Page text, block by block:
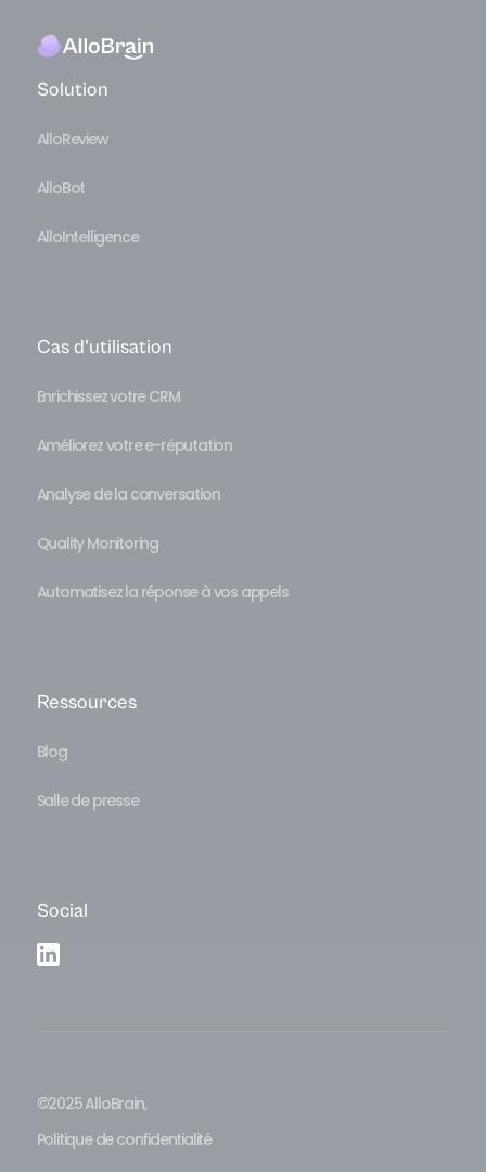
Solution
AlloReview
AlloBot
AlloIntelligence
Cas d'utilisation
Enrichissez votre CRM
Améliorez votre e-réputation
Analyse de la conversation
Quality Monitoring
Automatisez la réponse à vos appels
Ressources
Blog
Salle de presse
Social
©2025 AlloBrain,
Politique de confidentialité